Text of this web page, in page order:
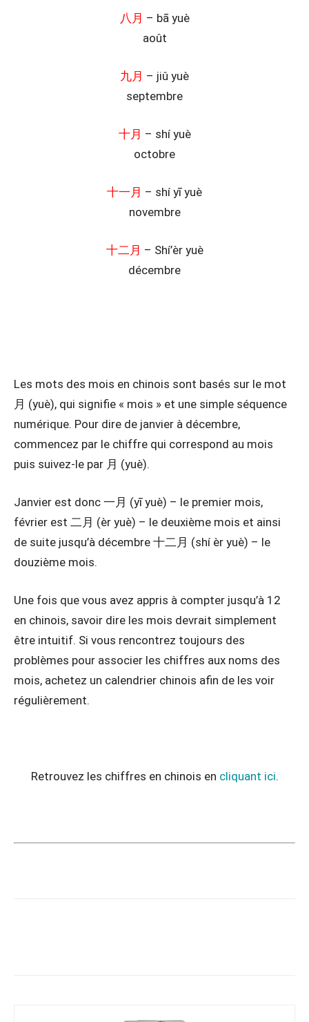
八月 – bā yuè
août
九月 – jiǔ yuè
septembre
十月 – shí yuè
octobre
十一月 – shí yī yuè
novembre
十二月 – Shí’èr yuè
décembre
Les mots des mois en chinois sont basés sur le mot
月 (yuè), qui signifie « mois » et une simple séquence
numérique. Pour dire de janvier à décembre,
commencez par le chiffre qui correspond au mois
puis suivez-le par 月 (yuè).
Janvier est donc 一月 (yī yuè) – le premier mois,
février est 二月 (èr yuè) – le deuxième mois et ainsi
de suite jusqu’à décembre 十二月 (shí èr yuè) – le
douzième mois.
Une fois que vous avez appris à compter jusqu’à 12
en chinois, savoir dire les mois devrait simplement
être intuitif. Si vous rencontrez toujours des
problèmes pour associer les chiffres aux noms des
mois, achetez un calendrier chinois afin de les voir
régulièrement.
Retrouvez les chiffres en chinois en cliquant ici.